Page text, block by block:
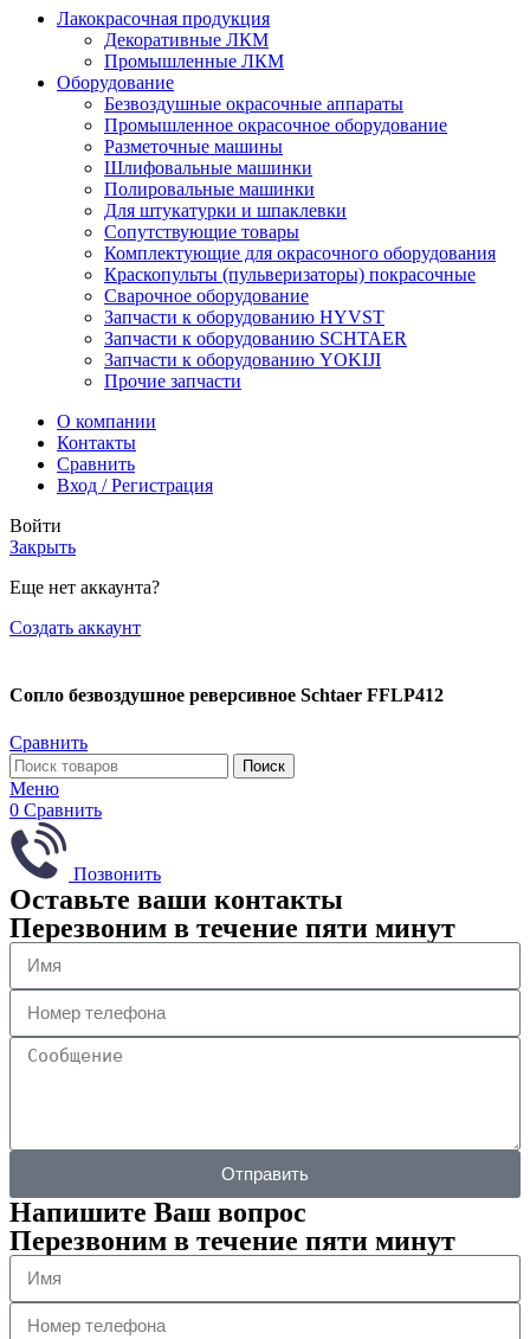
Лакокрасочная продукция
Декоративные ЛКМ
Промышленные ЛКМ
Оборудование
Безвоздушные окрасочные аппараты
Промышленное окрасочное оборудование
Разметочные машины
Шлифовальные машинки
Полировальные машинки
Для штукатурки и шпаклевки
Сопутствующие товары
Комплектующие для окрасочного оборудования
Краскопульты (пульверизаторы) покрасочные
Сварочное оборудование
Запчасти к оборудованию HYVST
Запчасти к оборудованию SCHTAER
Запчасти к оборудованию YOKIJI
Прочие запчасти
О компании
Контакты
Сравнить
Вход / Регистрация
Войти
Закрыть
Еще нет аккаунта?
Создать аккаунт
Сопло безвоздушное реверсивное Schtaer FFLP412
Сравнить
Поиск
Меню
0 Сравнить
Позвонить
Оставьте ваши контакты
Перезвоним в течение пяти минут
Отправить
Напишите Ваш вопрос
Перезвоним в течение пяти минут